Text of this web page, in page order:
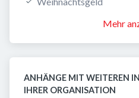
Mehr
ANHÄNGE MIT WEITEREN
IHRER ORGANISATION